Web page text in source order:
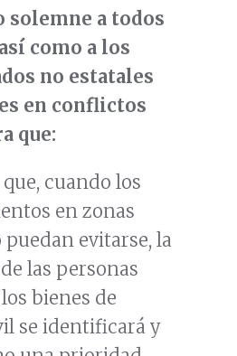
a todos
como a los
no estatales
en conflictos
que:
cuando los
en zonas
evitarse, la
las personas
bienes de
se identificará y